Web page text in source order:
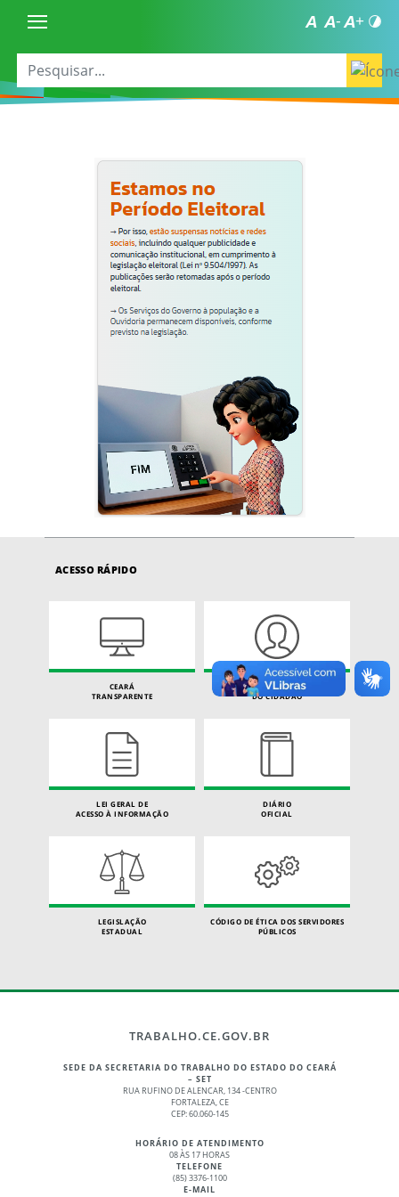
ACESSO RÁPIDO
CEARÁ
TRANSPARENTE
CARTA DE SERVIÇOS
DO CIDADÃO
LEI GERAL DE
ACESSO À INFORMAÇÃO
DIÁRIO
OFICIAL
LEGISLAÇÃO
ESTADUAL
CÓDIGO DE ÉTICA DOS SERVIDORES
PÚBLICOS
TRABALHO.CE.GOV.BR
SEDE DA SECRETARIA DO TRABALHO DO ESTADO DO CEARÁ
– SET
RUA RUFINO DE ALENCAR, 134 -CENTRO
FORTALEZA, CE
CEP: 60.060-145
HORÁRIO DE ATENDIMENTO
08 ÀS 17 HORAS
TELEFONE
(85) 3376-1100
E-MAIL